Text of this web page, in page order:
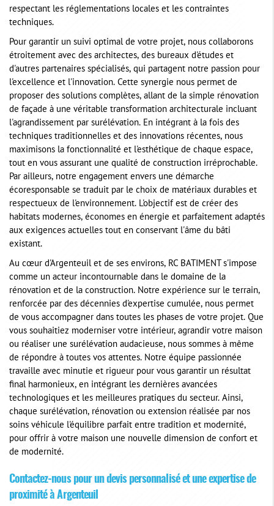
respectant les réglementations locales et les contraintes
techniques.
Pour garantir un suivi optimal de votre projet, nous collaborons
étroitement avec des architectes, des bureaux d'études et
d'autres partenaires spécialisés, qui partagent notre passion pour
l'excellence et l'innovation. Cette synergie nous permet de
proposer des solutions complètes, allant de la simple rénovation
de façade à une véritable transformation architecturale incluant
l'agrandissement par surélévation. En intégrant à la fois des
techniques traditionnelles et des innovations récentes, nous
maximisons la fonctionnalité et l'esthétique de chaque espace,
tout en vous assurant une qualité de construction irréprochable.
Par ailleurs, notre engagement envers une démarche
écoresponsable se traduit par le choix de matériaux durables et
respectueux de l'environnement. L'objectif est de créer des
habitats modernes, économes en énergie et parfaitement adaptés
aux exigences actuelles tout en conservant l'âme du bâti
existant.
Au cœur d'Argenteuil et de ses environs, RC BATIMENT s'impose
comme un acteur incontournable dans le domaine de la
rénovation et de la construction. Notre expérience sur le terrain,
renforcée par des décennies d'expertise cumulée, nous permet
de vous accompagner dans toutes les phases de votre projet. Que
vous souhaitiez moderniser votre intérieur, agrandir votre maison
ou réaliser une surélévation audacieuse, nous sommes à même
de répondre à toutes vos attentes. Notre équipe passionnée
travaille avec minutie et rigueur pour vous garantir un résultat
final harmonieux, en intégrant les dernières avancées
technologiques et les meilleures pratiques du secteur. Ainsi,
chaque surélévation, rénovation ou extension réalisée par nos
soins véhicule l'équilibre parfait entre tradition et modernité,
pour offrir à votre maison une nouvelle dimension de confort et
de modernité.
Contactez-nous pour un devis personnalisé et une expertise de
proximité à Argenteuil